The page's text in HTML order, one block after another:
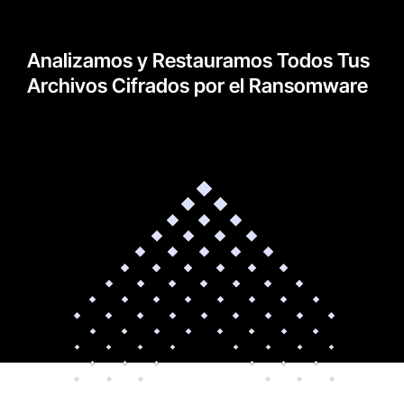
Analizamos y Restauramos Todos Tus
Archivos Cifrados por el Ransomware